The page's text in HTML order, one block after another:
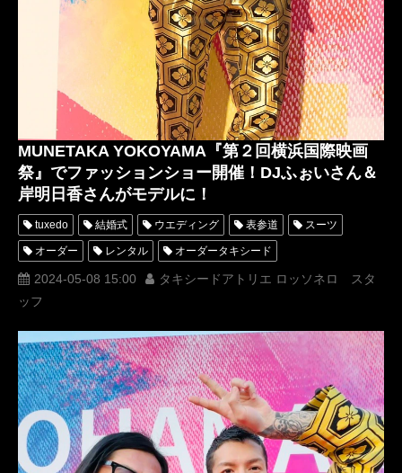
MUNETAKA YOKOYAMA『第２回横浜国際映画
祭』でファッションショー開催！DJふぉいさん＆
岸明日香さんがモデルに！
tuxedo 結婚式 ウエディング 表参道 スーツ
オーダー レンタル オーダータキシード
レンタルタキシード パーティー ロッソネロ ブライダル
衣装
tuxedos 西陣織タキシード 名古屋
オーダータキシード東京 オーダータキシード名古屋
新郎衣装 レンタルタキシード東京
レンタルタキシード名古屋 横浜 芸能人 ROSSONERO
映画 タキシードオーダー東京 タキシードレンタル東京
タキシード靴 青山 YouTuber 神奈川
2024-05-08 15:00
タキシードアトリエ ロッソネロ スタ
ッフ